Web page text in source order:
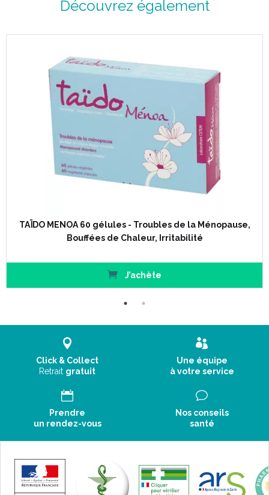
Découvrez également
TAÏDO MENOA 60 gélules - Troubles de la Ménopause,
Bouffées de Chaleur, Irritabilité
J’achète
Click & Collect
Retrait gratuit
Une équipe
à votre service
Prendre
un rendez-vous
Nos conseils
santé